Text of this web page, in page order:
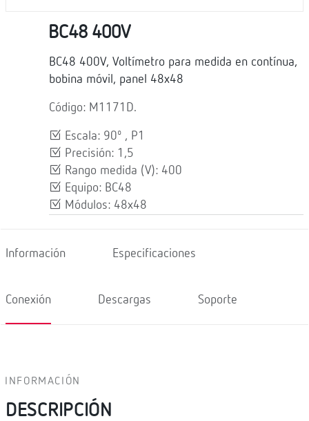
BC48 400V
BC48 400V, Voltímetro para medida en contínua,
bobina móvil, panel 48x48
Código: M1171D.
Escala: 90º , P1
Precisión: 1,5
Rango medida (V): 400
Equipo: BC48
Módulos: 48x48
Información Especificaciones
Conexión Descargas Soporte
INFORMACIÓN
DESCRIPCIÓN